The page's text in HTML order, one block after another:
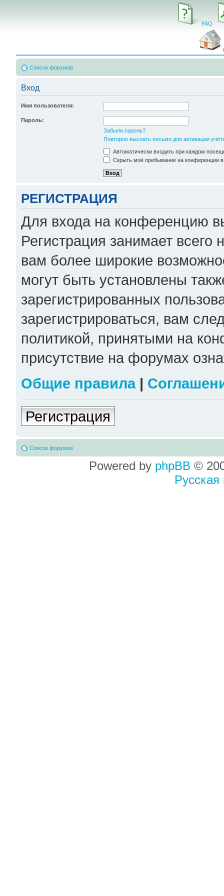
FAQ
Список форумов
Вход
Имя пользователя:
Пароль:
Забыли пароль?
Повторно выслать письмо для активации
Автоматически входить при каждом
Скрыть моё пребывание на конференции в
РЕГИСТРАЦИЯ
Для входа на конференцию
Регистрация занимает всего
вам более широкие
могут быть установлены
зарегистрированных
зарегистрироваться, вам
политикой, принятыми на
присутствие на форумах
Общие правила|
Регистрация
Список форумов
Powered by phpBB ©